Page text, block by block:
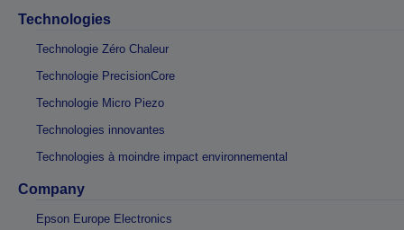
Technologies
Technologie Zéro Chaleur
Technologie PrecisionCore
Technologie Micro Piezo
Technologies innovantes
Technologies à moindre impact environnemental
Company
Epson Europe Electronics